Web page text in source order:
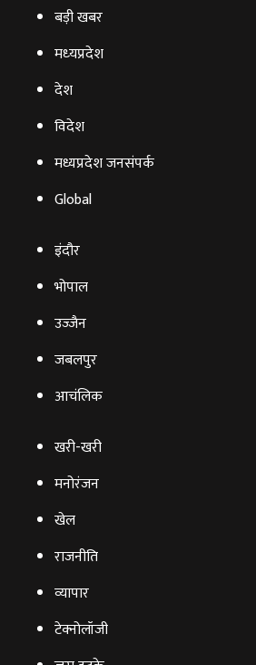
बड़ी खबर
मध्‍यप्रदेश
देश
विदेश
मध्यप्रदेश जनसंपर्क
Global
इंदौर
भोपाल
उज्‍जैन
जबलपुर
आचंलिक
खरी-खरी
मनोरंजन
खेल
राजनीति
व्‍यापार
टेक्‍नोलॉजी